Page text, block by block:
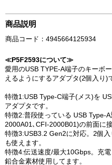
商品説明
商品コード：4945664125934
≪P5F2593について≫
愛用のUSB TYPE-A端子のキーボ
えるようにするアダプタ(2個入り)
特徴1:USB Type-C端子(メス)を
アダプタです。
特徴2:普段使っている USB Type-
2000A01､CFI-2000B01)の前面に
特徴3:USB3.2 Gen2に対応。2個
も使えます。
特徴4:伝送速度/最大10Gbps。充
鉛合金素材使用してます。